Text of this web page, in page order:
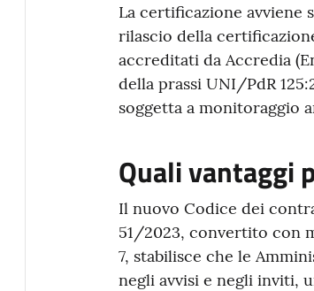
La certificazione avviene
rilascio della
accreditati da Accredia
della prassi UNI/PdR
soggetta a monitoraggio
Quali vantaggi
Il nuovo Codice dei
51/2023, convertito con
7, stabilisce che le
negli avvisi e negli inviti,